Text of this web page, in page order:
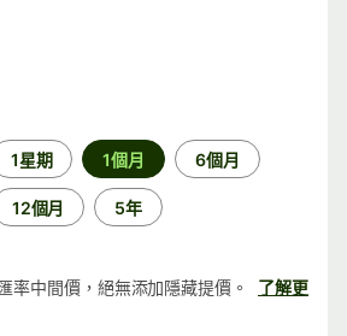
1星期 1個月 6個月
12個月 5年
率中間價，絕無添加隱藏提價。
了解更